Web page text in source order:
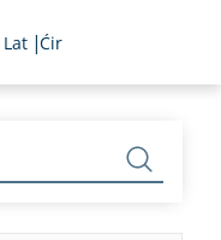
Lat Ćir